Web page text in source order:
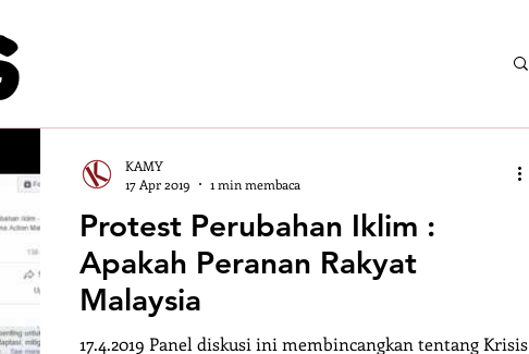
Asli
Protest Perubahan Iklim :
Apakah Peranan Rakyat
Malaysia
17.4.2019 Panel diskusi ini membincangkan tentang Krisis
KAMY
17 Apr 2019
1 min membaca